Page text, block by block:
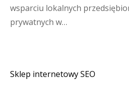
wsparciu lokalnych
prywatnych w…
Nawigacja
Sklep internetowy SEO